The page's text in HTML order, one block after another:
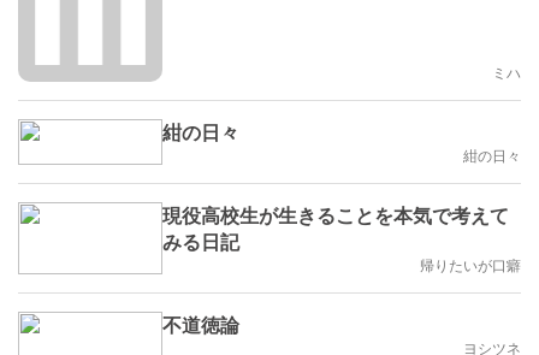
ミハ
紺の日々
紺の日々
現役高校生が生きることを本気で考えて
みる日記
帰りたいが口癖
不道徳論
ヨシツネ